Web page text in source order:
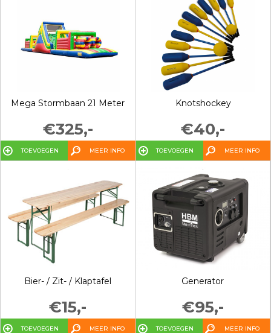
Mega Stormbaan 21 Meter
€325,-
TOEVOEGEN MEER INFO
Knotshockey
€40,-
TOEVOEGEN MEER INFO
Bier- / Zit- / Klaptafel
€15,-
TOEVOEGEN MEER INFO
Generator
€95,-
TOEVOEGEN MEER INFO